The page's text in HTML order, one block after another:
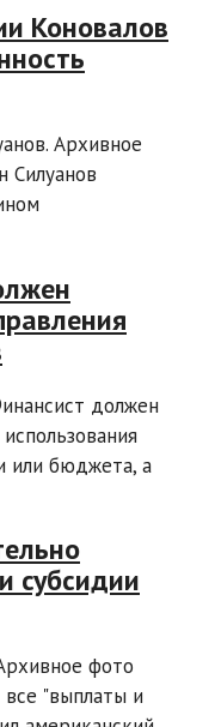
Коновалов
Архивное
Силуанов
должен
или бюджета, а
субсидии
фото
"выплаты и